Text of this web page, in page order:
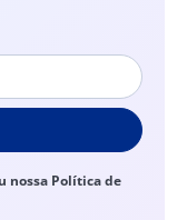
nossa Política de